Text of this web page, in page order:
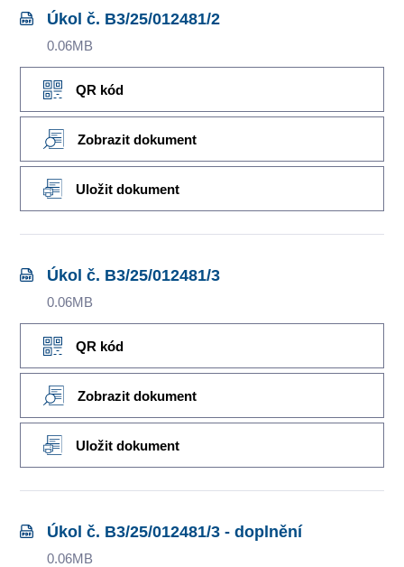
Úkol č. B3/25/012481/2
0.06MB
QR kód
Zobrazit dokument
Uložit dokument
Úkol č. B3/25/012481/3
0.06MB
QR kód
Zobrazit dokument
Uložit dokument
Úkol č. B3/25/012481/3 - doplnění
0.06MB